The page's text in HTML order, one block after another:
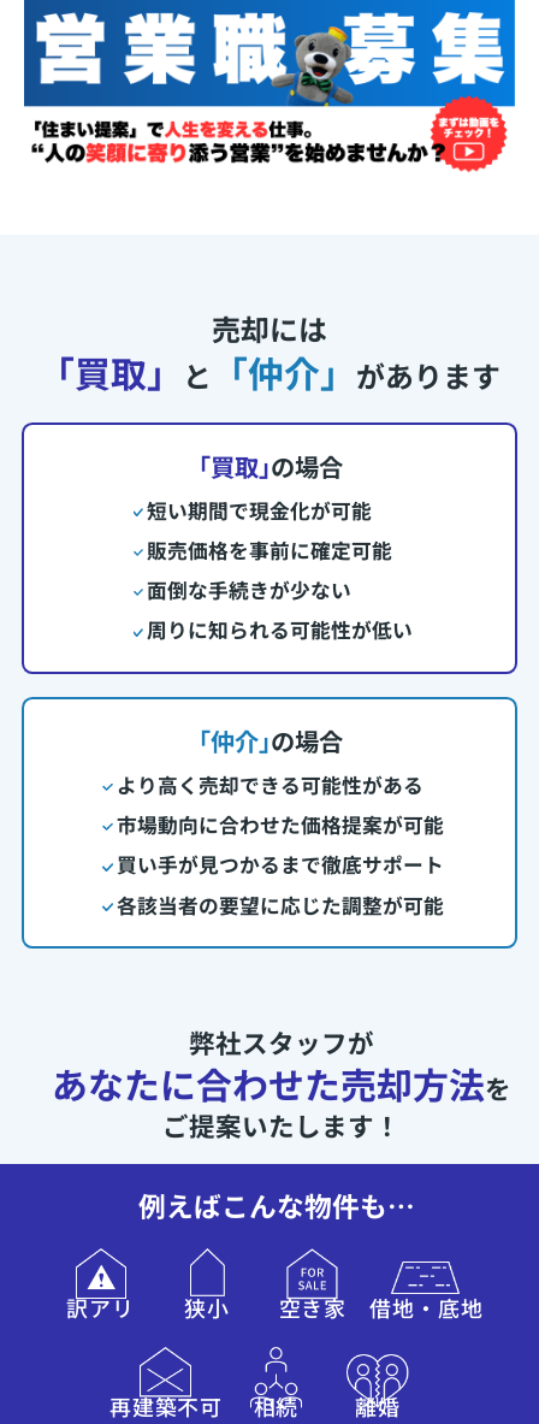
売却には
「買取」 と 「仲介」 があります
｢買取｣の場合
短い期間で現金化が可能
販売価格を事前に確定可能
面倒な手続きが少ない
周りに知られる可能性が低い
｢仲介｣の場合
より高く売却できる可能性がある
市場動向に合わせた価格提案が可能
買い手が見つかるまで徹底サポート
各該当者の要望に応じた調整が可能
弊社スタッフが
あなたに合わせた売却方法を
ご提案いたします！
例えばこんな物件も…
訳アリ 狭小 空き家 借地・底地
再建築不可 相続 離婚